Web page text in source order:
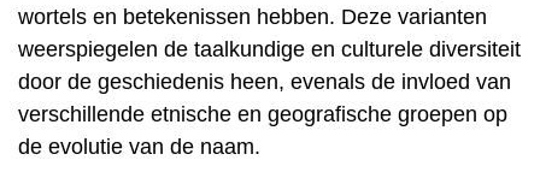
wortels en betekenissen hebben. Deze varianten
weerspiegelen de taalkundige en culturele diversiteit
door de geschiedenis heen, evenals de invloed van
verschillende etnische en geografische groepen op
de evolutie van de naam.